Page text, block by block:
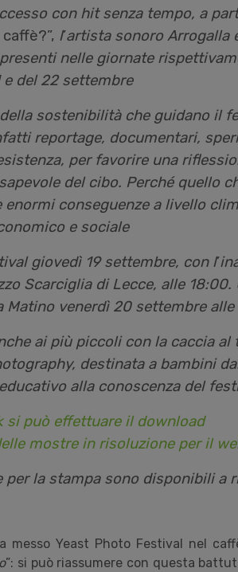
con hit senza tempo, a
l’artista sonoro Arrogalla
nelle giornate
e del 22 settembre
sostenibilità che guidano il
reportage, documentari,
per favorire una
del cibo. Perché quello
conseguenze a livello
e sociale
giovedì 19 settembre, con l’
Scarciglia di Lecce, alle 18:00.
Matino venerdì 20 settembre
ai più piccoli con la caccia al
destinata a bambini
alla conoscenza del
si può effettuare il download
mostre in risoluzione per il
la stampa sono disponibili a
messo Yeast Photo Festival nel
”: si può riassumere con questa